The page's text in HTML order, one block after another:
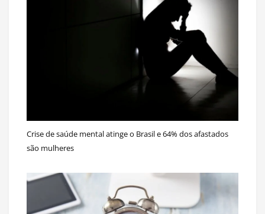
Crise de saúde mental atinge o Brasil e 64% dos afastados
são mulheres